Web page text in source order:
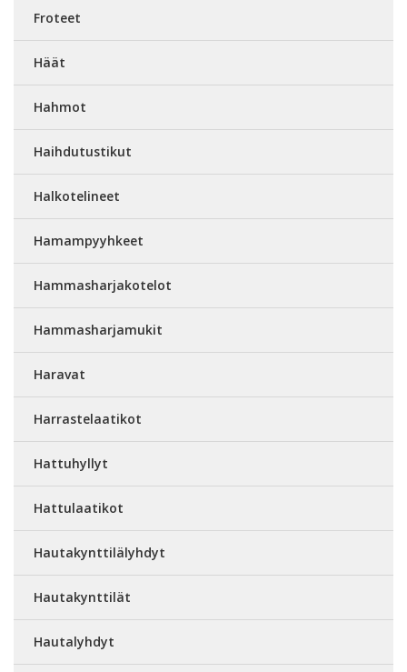
Froteet
Häät
Hahmot
Haihdutustikut
Halkotelineet
Hamampyyhkeet
Hammasharjakotelot
Hammasharjamukit
Haravat
Harrastelaatikot
Hattuhyllyt
Hattulaatikot
Hautakynttilälyhdyt
Hautakynttilät
Hautalyhdyt